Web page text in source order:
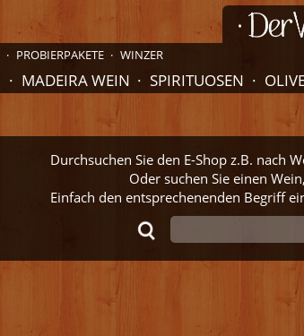
PROBIERPAKETE WINZER
MADEIRA WEIN SPIRITUOSEN
Durchsuchen Sie den E-Shop z.B. nach
Oder suchen Sie einen
Einfach den entsprechenenden Begriff